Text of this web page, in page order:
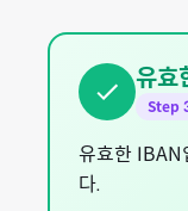
유효
Step
유효한 IBAN
다.